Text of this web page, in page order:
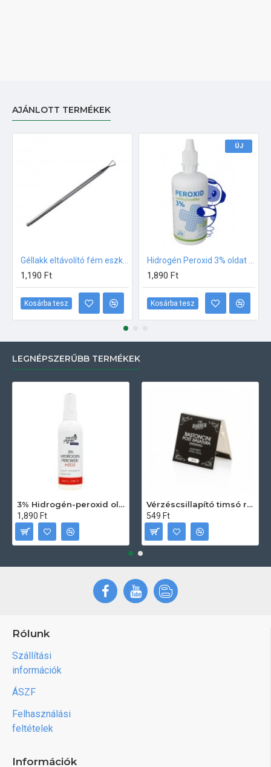
AJÁNLOTT TERMÉKEK
1,190 Ft
Kosárba tesz
ÚJ
1,890 Ft
Kosárba tesz
LEGNÉPSZERŰBB TERMÉKEK
3% Hidrogén-peroxid oldat (sebfertőtlenítő) 100ml
1,890 Ft
Vérzéscsillapító timsó rúd 20db
549 Ft
Rólunk
Szállítási
információk
ÁSZF
Felhasználási
feltételek
Információk